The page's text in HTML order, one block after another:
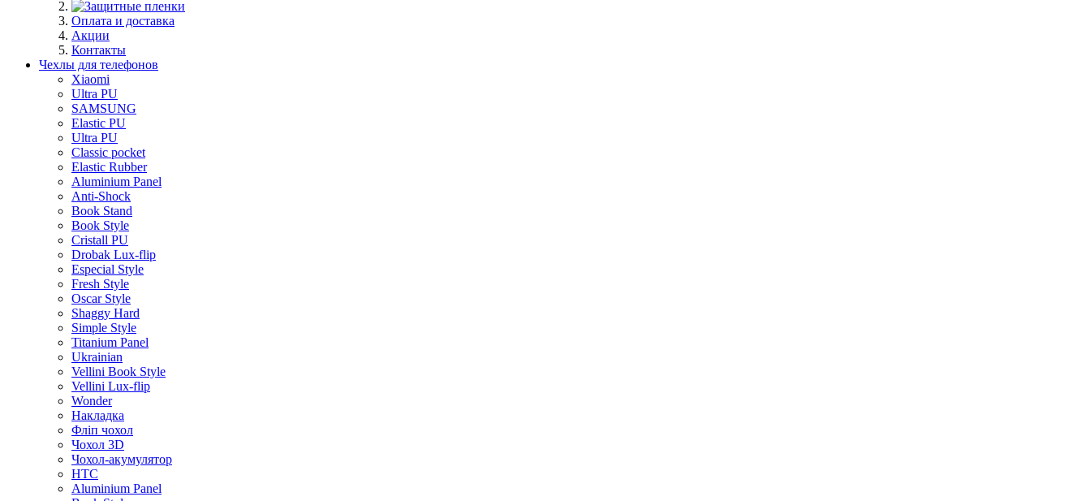
Оплата и доставка
Акции
Контакты
Чехлы для телефонов
Xiaomi
Ultra PU
SAMSUNG
Elastic PU
Ultra PU
Classic pocket
Elastic Rubber
Aluminium Panel
Anti-Shock
Book Stand
Book Style
Cristall PU
Drobak Lux-flip
Especial Style
Fresh Style
Oscar Style
Shaggy Hard
Simple Style
Titanium Panel
Ukrainian
Vellini Book Style
Vellini Lux-flip
Wonder
Накладка
Фліп чохол
Чохол 3D
Чохол-акумулятор
HTC
Aluminium Panel